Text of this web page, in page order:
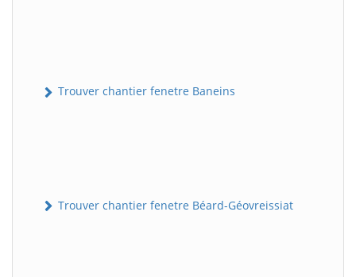
Trouver chantier fenetre Baneins
Trouver chantier fenetre Béard-Géovreissiat